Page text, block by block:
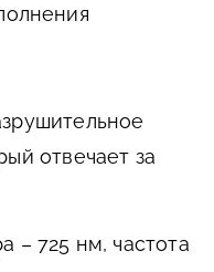
отвечает за
– 725 нм, частота